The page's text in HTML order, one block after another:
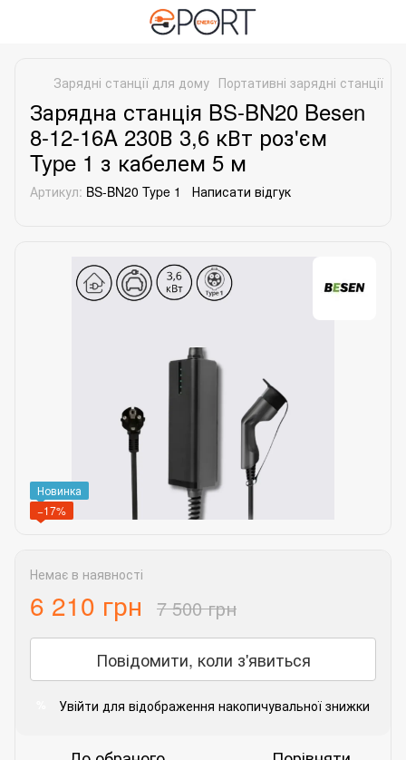
Зарядні станції для дому Портативні зарядні станції
Зарядна станція BS-BN20 Besen
8-12-16A 230В 3,6 кВт роз'єм
Type 1 з кабелем 5 м
Артикул: BS-BN20 Type 1 Написати відгук
Новинка
−17%
Немає в наявності
6 210 грн 7 500 грн
Повідомити, коли з'явиться
Увійти для відображення накопичувальної знижки